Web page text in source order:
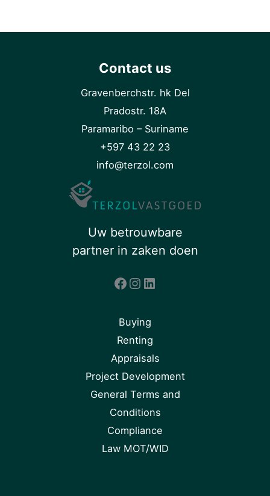
Contact us
Gravenberchstr. hk Del
Pradostr. 18A
Paramaribo – Suriname
+597 43 22 23
info@terzol.com
Uw betrouwbare
partner in zaken doen
Facebook
Instagram
LinkedIn
Buying
Renting
Appraisals
Project Development
General Terms and
Conditions
Compliance
Law MOT/WID